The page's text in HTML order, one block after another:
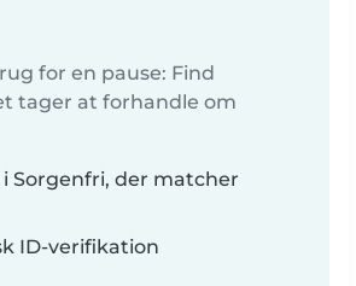
for en pause: Find
tager at forhandle om
Sorgenfri, der matcher
ID-verifikation